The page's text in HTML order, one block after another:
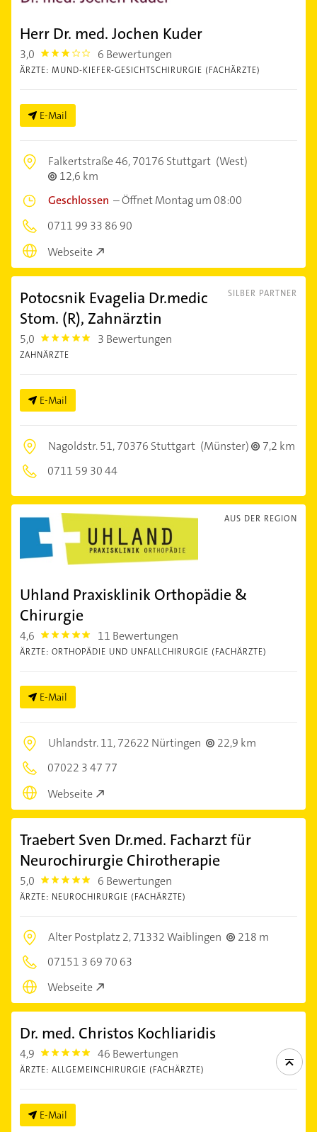
Herr Dr. med. Jochen Kuder
3,0 3.0 6 Bewertungen
ÄRZTE: MUND-KIEFER-GESICHTSCHIRURGIE (FACHÄRZTE)
E-Mail
Falkertstraße 46,70176 Stuttgart (West)
12,6 km
Geschlossen –Öffnet Montag um 08:00
0711 99 33 86 90
Webseite
SILBER PARTNER
Potocsnik Evagelia Dr.medic
Stom. (R), Zahnärztin
5,0 5.0 3 Bewertungen
ZAHNÄRZTE
E-Mail
Nagoldstr. 51,70376 Stuttgart (Münster)
7,2 km
0711 59 30 44
AUS DER REGION
Uhland Praxisklinik Orthopädie &
Chirurgie
4,6 4.6 11 Bewertungen
ÄRZTE: ORTHOPÄDIE UND UNFALLCHIRURGIE (FACHÄRZTE)
E-Mail
Uhlandstr. 11,72622 Nürtingen
22,9 km
07022 3 47 77
Webseite
Traebert Sven Dr.med. Facharzt für
Neurochirurgie Chirotherapie
5,0 5.0 6 Bewertungen
ÄRZTE: NEUROCHIRURGIE (FACHÄRZTE)
Alter Postplatz 2,71332 Waiblingen
218 m
07151 3 69 70 63
Webseite
Dr. med. Christos Kochliaridis
4,9 4.9 46 Bewertungen
ÄRZTE: ALLGEMEINCHIRURGIE (FACHÄRZTE)
E-Mail